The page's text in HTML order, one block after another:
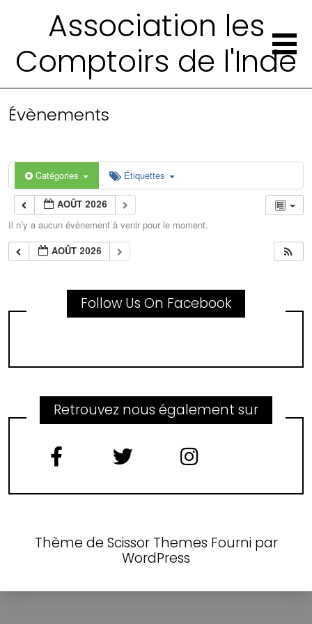
Association les
Comptoirs de l'Inde
Évènements
Catégories Étiquettes
AOÛT 2026
Il n’y a aucun évènement à venir pour le moment.
AOÛT 2026
Follow Us On Facebook
Retrouvez nous également sur
Thème de Scissor Themes Fourni par
WordPress